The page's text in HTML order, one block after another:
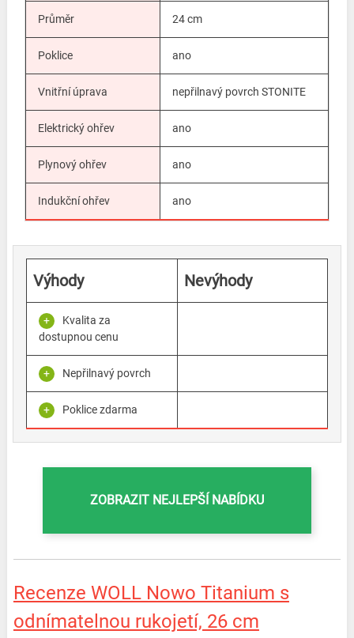
Průměr 24 cm
Poklice ano
Vnitřní úprava nepřilnavý povrch STONITE
Elektrický ohřev ano
Plynový ohřev ano
Indukční ohřev ano
Výhody Nevýhody
Kvalita za
dostupnou cenu
Nepřilnavý povrch
Poklice zdarma
ZOBRAZIT NEJLEPŠÍ NABÍDKU
Recenze WOLL Nowo Titanium s
odnímatelnou rukojetí, 26 cm